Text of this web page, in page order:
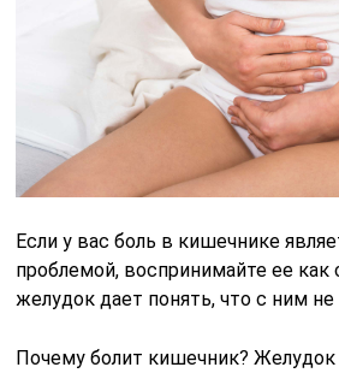
Если у вас боль в кишечнике
проблемой, воспринимайте ее как
желудок дает понять, что с ним
Почему болит кишечник?